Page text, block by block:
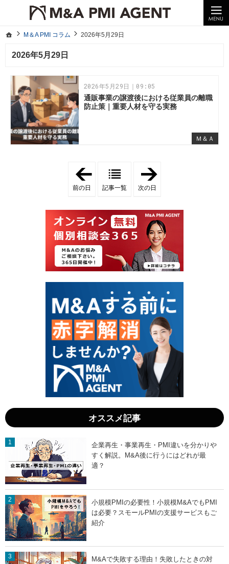
ホームM＆A PMI コラム 2026年5月29日
2026年5月29日
10年以上の経験。企業の経営統合や売却はM＆A PMI AGENTへ。
M＆A PMI コラム｜M＆A・PMI・事業承継のポイントや成功事例をわかりやすくご紹介
Ｍ＆Ａ
2026年5月29日｜09:05
通販事業の譲渡後における従業員の離職
防止策｜重要人材を守る実務
5
月
8
日
」
前の日 記事一覧
5
月
3
0
日
」
次の日
オススメ記事
企業再生・事業再生・PMI違いを分かりや
すく解説。M&A後に行うにはどれが最
適？
小規模PMIの必要性！小規模M&AでもPMI
は必要？スモールPMIの支援サービスもご
紹介
M&Aで失敗する理由！失敗したときの対
ホームM＆A PMI コラム 2026年5月29日